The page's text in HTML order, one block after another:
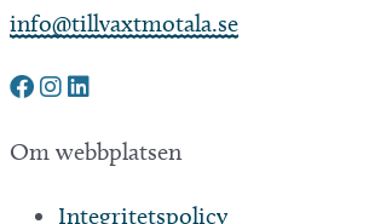
info@tillvaxtmotala.se
Om webbplatsen
Integritetspolicy